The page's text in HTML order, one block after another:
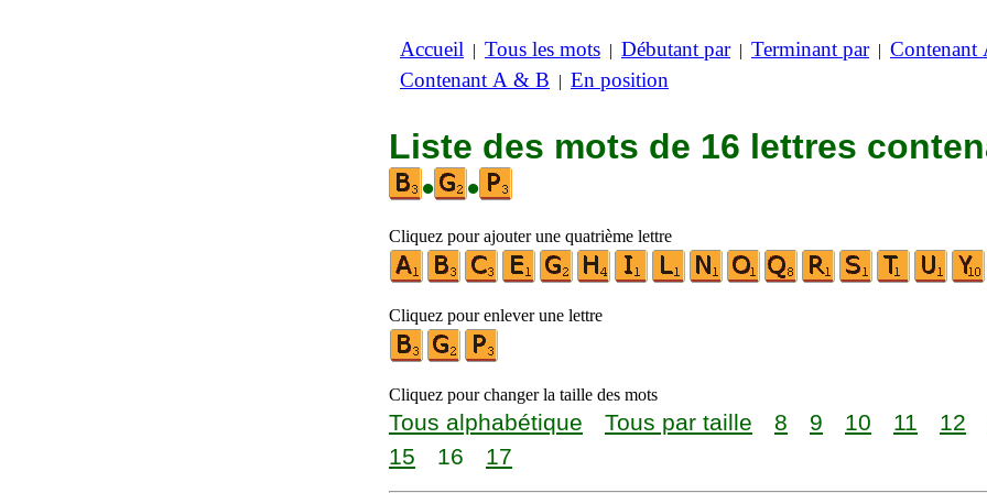
Accueil | Tous les mots | Débutant par| Terminant par| Contenant
Contenant A & B | En position
Liste des mots de 16 lettres
•
•
Cliquez pour ajouter une quatrième lettre
Cliquez pour enlever une lettre
Cliquez pour changer la taille des mots
Tous alphabétique Tous par taille 8 9 10 11 12
15
16 17